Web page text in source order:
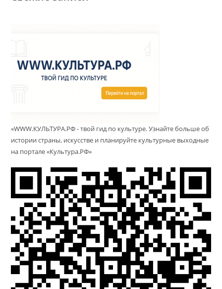
«WWW.КУЛЬТУРА.РФ - твой гид по культуре. Узнайте больше об
истории страны, искусстве и планируйте культурные выходные
на портале «Культура.РФ»